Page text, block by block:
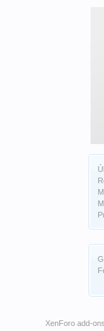
XenForo add-